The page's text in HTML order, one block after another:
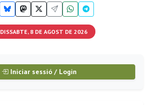
DISSABTE, 8 DE AGOST DE 2026
Iniciar sessió / Login